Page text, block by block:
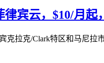
宾云，$10/月起
拉克/Clark特区和马尼